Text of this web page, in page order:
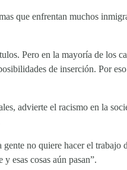
que enfrentan muchos
Pero en la mayoría de los
de inserción. Por
advierte el racismo en la
no quiere hacer el
esas cosas aún pasan”.